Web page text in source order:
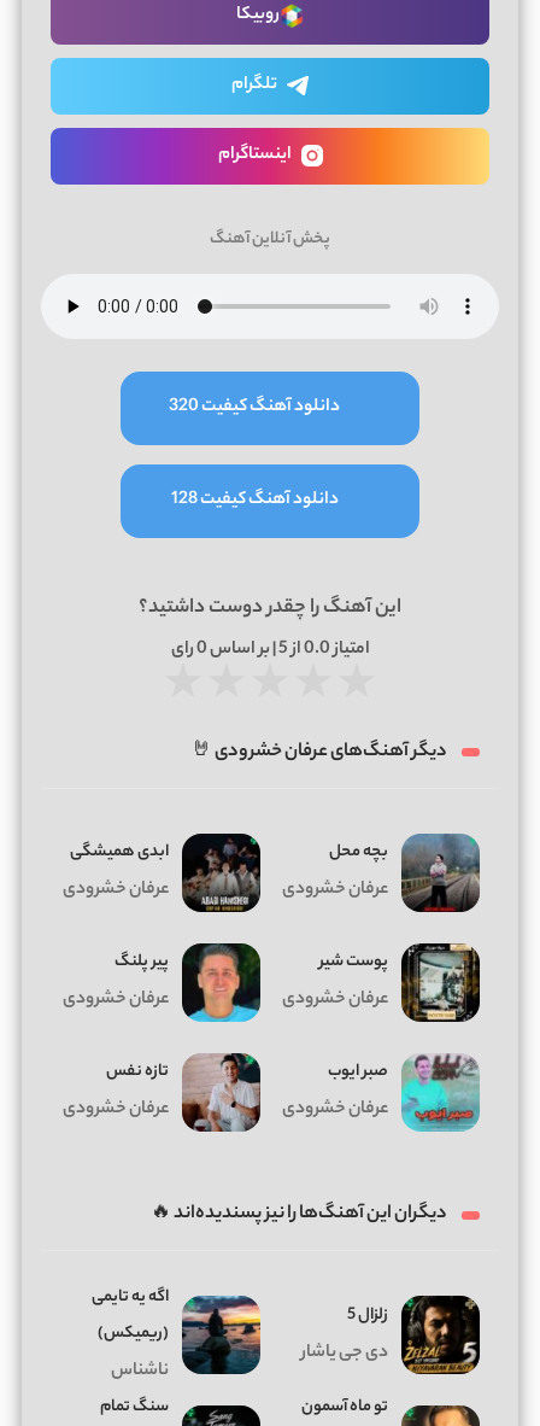
روبیکا
تلگرام
اینستاگرام
پخش آنلاین آهنگ
دانلود آهنگ کیفیت 320
دانلود آهنگ کیفیت 128
این آهنگ را چقدر دوست داشتید؟
امتیاز0.0از 5 | بر اساس 0رای
دیگر آهنگ‌های عرفان خشرودی 🤘
بچه محل
عرفان خشرودی
ابدی همیشگی
عرفان خشرودی
پوست شیر
عرفان خشرودی
پیر پلنگ
عرفان خشرودی
صبر ایوب
عرفان خشرودی
تازه نفس
عرفان خشرودی
دیگران این آهنگ‌ها را نیز پسندیده‌اند 🔥
زلزال 5
دی جی یاشار
اگه یه تایمی
(ریمیکس)
ناشناس
تو ماه آسمون
سنگ تمام